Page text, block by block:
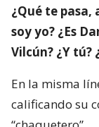
¿Qué te pasa,
soy yo? ¿Es
Vilcún? ¿Y tú?
En la misma
calificando su